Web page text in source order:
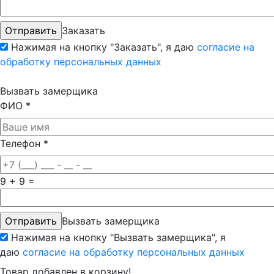
Заказать
Нажимая на кнопку "Заказать", я даю согласие на
обработку персональных данных
Вызвать замерщика
ФИО *
Телефон *
9 + 9 =
Вызвать замерщика
Нажимая на кнопку "Вызвать замерщика", я
даю согласие на обработку персональных данных
Товар добавлен в корзину!